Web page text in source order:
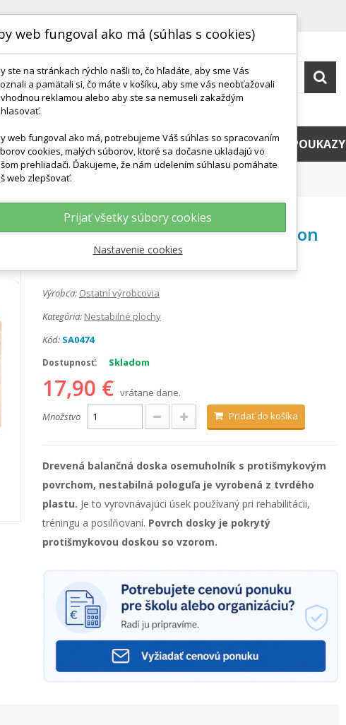
DODANIE A TERMÍNY DARČEKOVÉ POUKAZY
Doska Octagon
Drevená balančná doska Octagon
Výrobca: Ostatní výrobcovia
Kategória: Nestabilné plochy
Kód: SA0474
Dostupnosť: Skladom
17,90 € vrátane dane.
Množstvo
Pridať do košíka
Drevená balančná doska osemuholník s protišmykovým
povrchom, nestabilná pologuľa je vyrobená z tvrdého
plastu. Je to vyrovnávajúci úsek používaný pri rehabilitácii,
tréningu a posilňovaní. Povrch dosky je pokrytý
protišmykovou doskou so vzorom.
web fungoval ako má (súhlas s cookies)
ste na stránkach rýchlo našli to, čo hľadáte, aby sme Vás
a pamätali si, čo máte v košíku, aby sme vás neobťažovali
reklamou alebo aby ste sa nemuseli zakaždým
web fungoval ako má, potrebujeme Váš súhlas so spracovaním
cookies, malých súborov, ktoré sa dočasne ukladajú vo
prehliadači. Ďakujeme, že nám udelením súhlasu pomáhate
web zlepšovať.
Prijať všetky súbory cookies
Nastavenie cookies